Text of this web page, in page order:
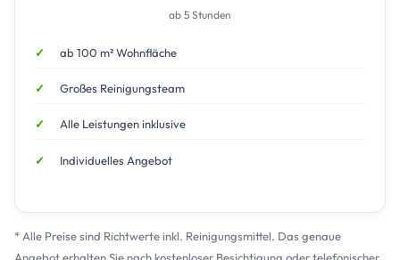
ab 5 Stunden
ab 100 m² Wohnfläche
Großes Reinigungsteam
Alle Leistungen inklusive
Individuelles Angebot
* Alle Preise sind Richtwerte inkl. Reinigungsmittel. Das genaue
Angebot erhalten Sie nach kostenloser Besichtigung oder telefonischer